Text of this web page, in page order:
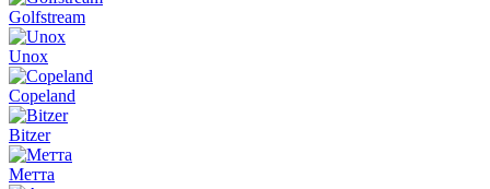
Golfstream
Unox
Copeland
Bitzer
Метта